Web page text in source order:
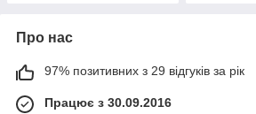
Про нас
97% позитивних з 29 відгуків за рік
Працює з 30.09.2016